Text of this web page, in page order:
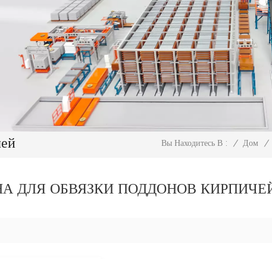
Вы Находитесь В : / Дом /
ДЛЯ ОБВЯЗКИ ПОДДОНОВ